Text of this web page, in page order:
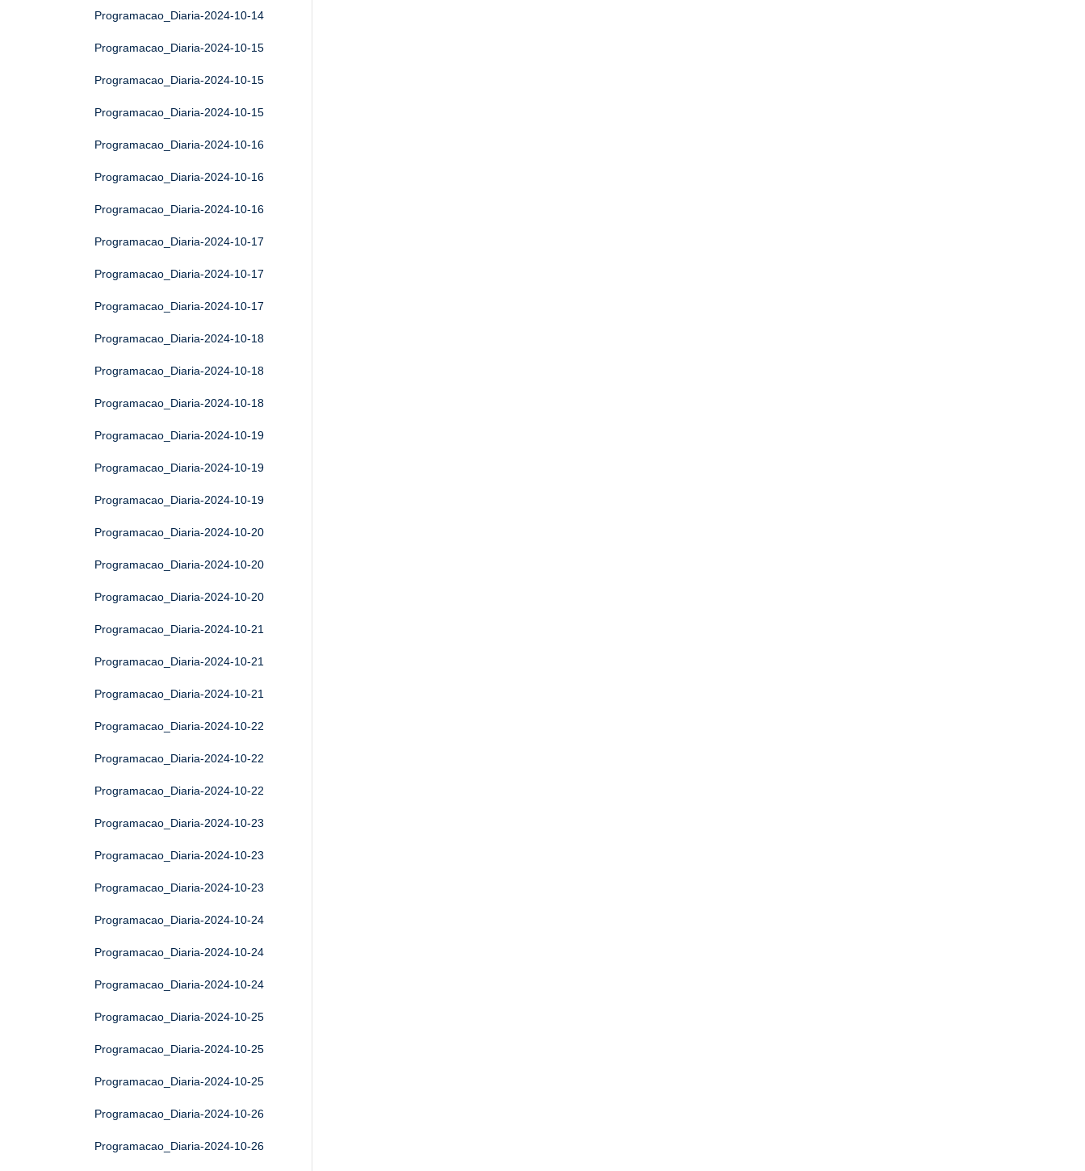
Programacao_Diaria-2024-10-14
Programacao_Diaria-2024-10-15
Programacao_Diaria-2024-10-15
Programacao_Diaria-2024-10-15
Programacao_Diaria-2024-10-16
Programacao_Diaria-2024-10-16
Programacao_Diaria-2024-10-16
Programacao_Diaria-2024-10-17
Programacao_Diaria-2024-10-17
Programacao_Diaria-2024-10-17
Programacao_Diaria-2024-10-18
Programacao_Diaria-2024-10-18
Programacao_Diaria-2024-10-18
Programacao_Diaria-2024-10-19
Programacao_Diaria-2024-10-19
Programacao_Diaria-2024-10-19
Programacao_Diaria-2024-10-20
Programacao_Diaria-2024-10-20
Programacao_Diaria-2024-10-20
Programacao_Diaria-2024-10-21
Programacao_Diaria-2024-10-21
Programacao_Diaria-2024-10-21
Programacao_Diaria-2024-10-22
Programacao_Diaria-2024-10-22
Programacao_Diaria-2024-10-22
Programacao_Diaria-2024-10-23
Programacao_Diaria-2024-10-23
Programacao_Diaria-2024-10-23
Programacao_Diaria-2024-10-24
Programacao_Diaria-2024-10-24
Programacao_Diaria-2024-10-24
Programacao_Diaria-2024-10-25
Programacao_Diaria-2024-10-25
Programacao_Diaria-2024-10-25
Programacao_Diaria-2024-10-26
Programacao_Diaria-2024-10-26